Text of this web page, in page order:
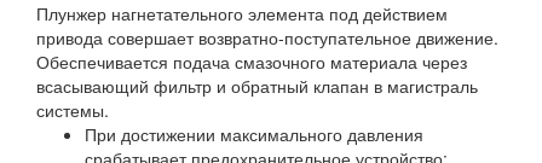
Плунжер нагнетательного элемента под действием
привода совершает возвратно-поступательное движение.
Обеспечивается подача смазочного материала через
всасывающий фильтр и обратный клапан в магистраль
системы.
При достижении максимального давления